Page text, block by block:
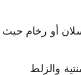
أو رخام حيث
والزلط